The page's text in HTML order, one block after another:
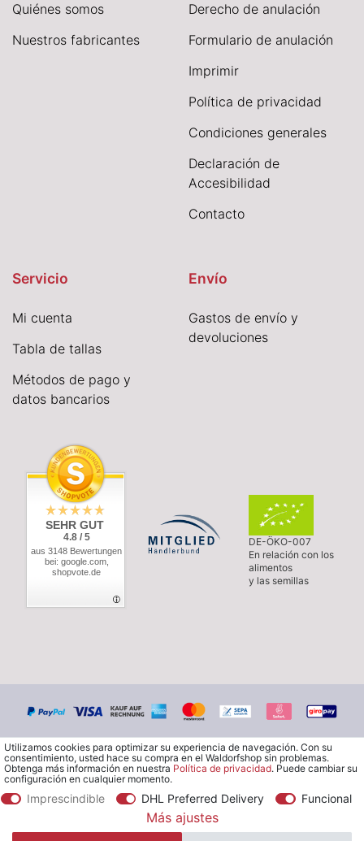
Quiénes somos
Nuestros fabricantes
Derecho de anulación
Formulario de anulación
Imprimir
Política de privacidad
Condiciones generales
Declaración de
Accesibilidad
Contacto
Servicio
Mi cuenta
Tabla de tallas
Métodos de pago y
datos bancarios
Envío
Gastos de envío y
devoluciones
SEHR GUT
4.8 / 5
aus 3148 Bewertungen
bei: google.com,
shopvote.de
DE-ÖKO-007
En relación con los
alimentos
y las semillas
© Copyright 2026 Waldorfshop | Todos los derechos reservados.
Utilizamos cookies para optimizar su experiencia de navegación. Con su
consentimiento, usted hace su compra en el Waldorfshop sin problemas.
Obtenga más información en nuestra Política de privacidad. Puede cambiar su
configuración en cualquier momento.
Imprescindible DHL Preferred Delivery Funcional
Más ajustes